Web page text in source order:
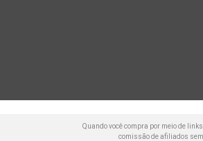
Quando você compra por meio de
comissão de afiliados